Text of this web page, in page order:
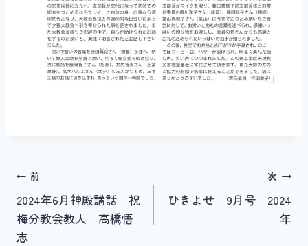
投
稿
ナ
前
2024年6月神殿講話 祝
梅分教会教人 高橋悟
志
次
ひきよせ 9月号 2024
年